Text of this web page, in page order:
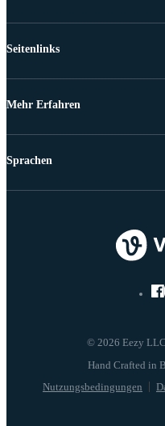
Seitenlinks
Mehr Erfahren
© 2026 Eezy
Nutzungsbedingungen
Sprachen